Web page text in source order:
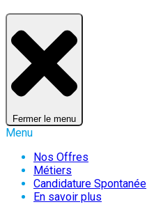
Fermer le menu
Menu
Nos Offres
Métiers
Candidature Spontanée
En savoir plus